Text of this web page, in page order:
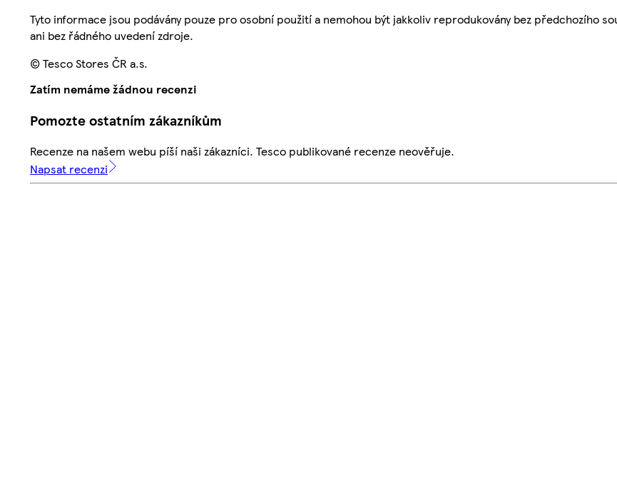
Tyto informace jsou podávány pouze pro osobní použití a nemohou být jakkoliv reprodukovány bez předchozího
ani bez řádného uvedení zdroje.
© Tesco Stores ČR a.s.
Zatím nemáme žádnou recenzi
Pomozte ostatním zákazníkům
Recenze na našem webu píší naši zákazníci. Tesco publikované recenze neověřuje.
Napsat recenzi